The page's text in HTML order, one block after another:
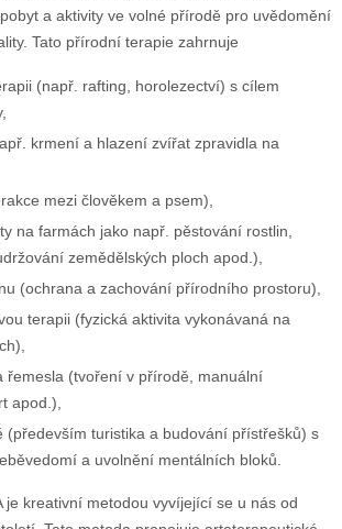
a aktivity ve volné přírodě pro uvědomění
Tato přírodní terapie zahrnuje
(např. rafting, horolezectví) s cílem
krmení a hlazení zvířat zpravidla na
mezi člověkem a psem),
na farmách jako např. pěstování rostlin,
zemědělských ploch apod.),
(ochrana a zachování přírodního prostoru),
terapii (fyzická aktivita vykonávaná na
řemesla (tvoření v přírodě, manuální
apod.),
(především turistika a budování přístřešků) s
a uvolnění mentálních bloků.
je kreativní metodou vyvíjející se u nás od